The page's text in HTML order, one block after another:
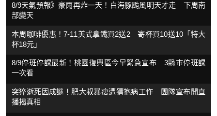
8/9天氣預報》豪雨再炸一天！白海豚颱風明天才走 下周南
部變天
本周咖啡優惠！7-11美式拿鐵買2送2 寄杯買10送10「特大
杯18元」
8/9停班停課最新！桃園復興區今早緊急宣布 3縣市停班課
一次看
突猝逝死因成謎！肥大叔暴瘦遭猜抱病工作 團隊宣布開直
播揭真相